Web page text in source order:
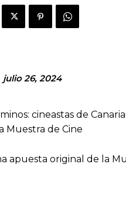
julio 26, 2024
cineastas de
Muestra de Cine
original de la